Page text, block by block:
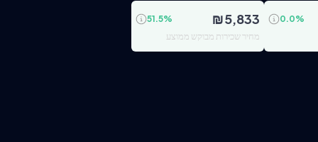
0.0%
₪5,833
51.5%
מחיר שכירות מבוקש ממוצע